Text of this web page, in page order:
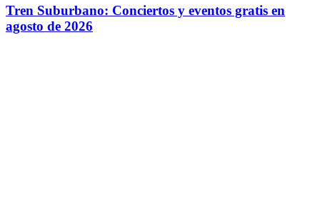
Tren Suburbano: Conciertos y eventos gratis en
agosto de 2026